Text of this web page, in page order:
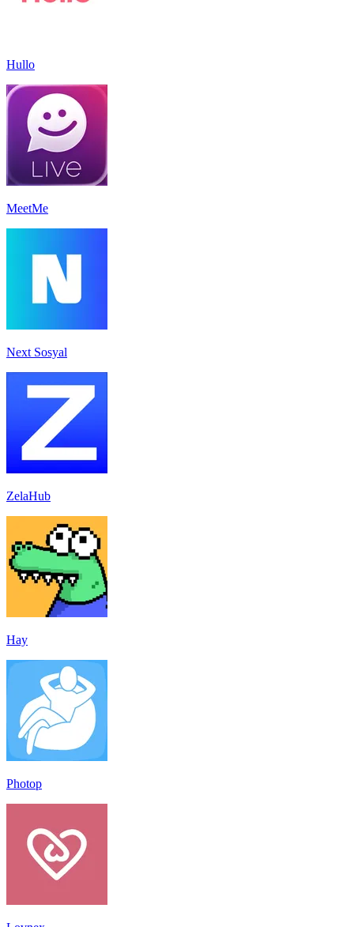
Hullo
MeetMe
Next Sosyal
ZelaHub
Hay
Photop